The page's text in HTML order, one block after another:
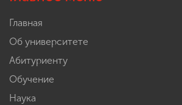
Главная
Об университете
Абитуриенту
Обучение
Наука